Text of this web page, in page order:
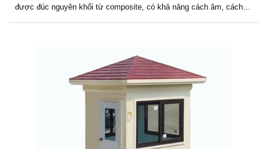
được đúc nguyên khối từ composite, có khả năng cách âm, cách…